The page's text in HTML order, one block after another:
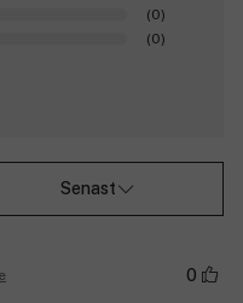
(0)
(0)
Senast
0